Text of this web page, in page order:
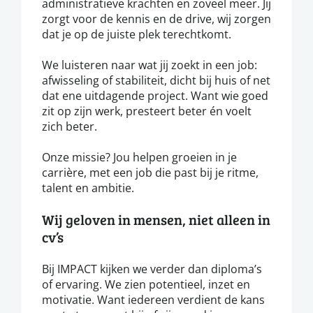
zorgt voor de kennis en de drive, wij zorgen
dat je op de juiste plek terechtkomt.
We luisteren naar wat jij zoekt in een job:
afwisseling of stabiliteit, dicht bij huis of net
dat ene uitdagende project. Want wie goed
zit op zijn werk, presteert beter én voelt
zich beter.
Onze missie? Jou helpen groeien in je
carrière, met een job die past bij je ritme,
talent en ambitie.
Wij geloven in mensen, niet alleen in
cv’s
Bij IMPACT kijken we verder dan diploma’s
of ervaring. We zien potentieel, inzet en
motivatie. Want iedereen verdient de kans